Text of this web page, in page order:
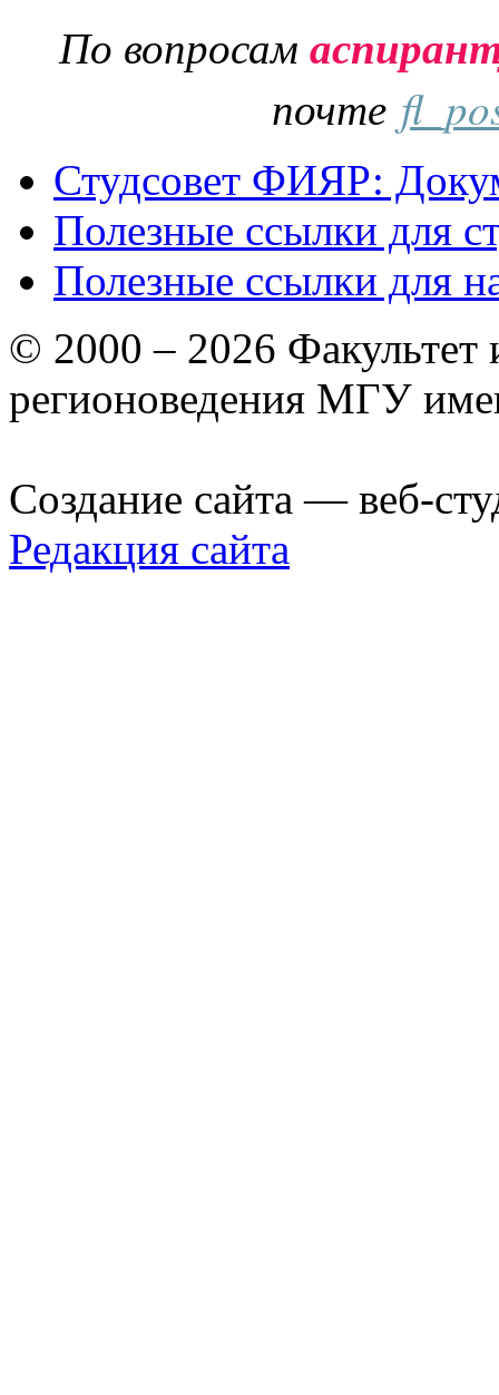
По вопросам
почте
Студсовет ФИЯР:
Полезные ссылки для
Полезные ссылки для
© 2000 – 2026 Факультет
регионоведения МГУ
Создание сайта — веб-
Редакция сайта